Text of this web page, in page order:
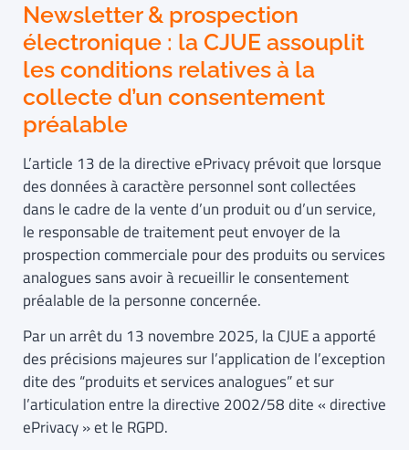
Newsletter & prospection
électronique : la CJUE assouplit
les conditions relatives à la
collecte d’un consentement
préalable
L’article 13 de la directive ePrivacy prévoit que lorsque
des données à caractère personnel sont collectées
dans le cadre de la vente d’un produit ou d’un service,
le responsable de traitement peut envoyer de la
prospection commerciale pour des produits ou services
analogues sans avoir à recueillir le consentement
préalable de la personne concernée.
Par un arrêt du 13 novembre 2025, la CJUE a apporté
des précisions majeures sur l’application de l’exception
dite des “produits et services analogues” et sur
l’articulation entre la directive 2002/58 dite « directive
ePrivacy » et le RGPD.